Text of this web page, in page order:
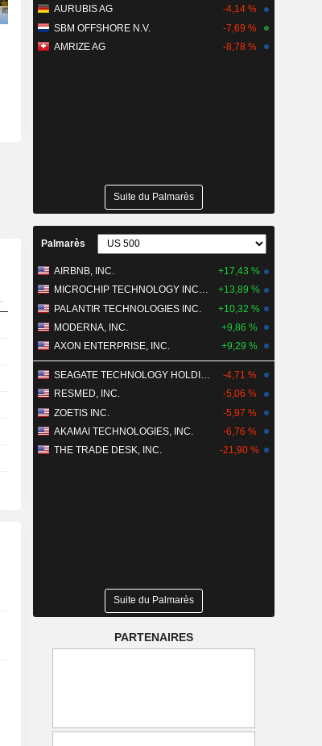
AURUBIS AG
-4,14 %
SBM OFFSHORE N.V.
-7,69 %
AMRIZE AG
-8,78 %
Suite du Palmarès
Palmarès
AIRBNB, INC.
+17,43 %
MICROCHIP TECHNOLOGY INCORPORATED
+13,89 %
PALANTIR TECHNOLOGIES INC.
+10,32 %
MODERNA, INC.
+9,86 %
AXON ENTERPRISE, INC.
+9,29 %
SEAGATE TECHNOLOGY HOLDINGS PLC
-4,71 %
RESMED, INC.
-5,06 %
ZOETIS INC.
-5,97 %
AKAMAI TECHNOLOGIES, INC.
-6,76 %
THE TRADE DESK, INC.
-21,90 %
Suite du Palmarès
PARTENAIRES